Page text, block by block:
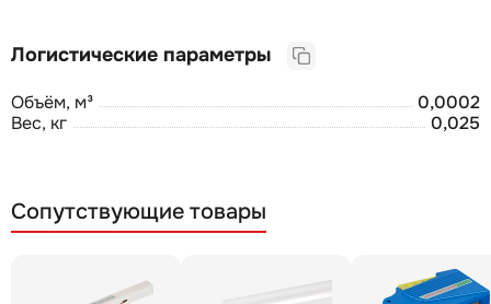
Логистические параметры
Объём, м³
0,0002
Вес, кг
0,025
Сопутствующие товары